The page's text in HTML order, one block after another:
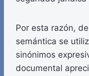
Por esta razón,
semántica se
sinónimos
documental